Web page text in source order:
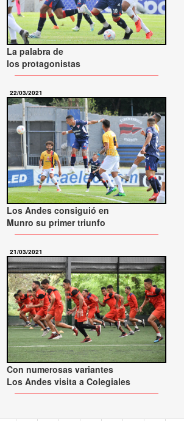
La palabra de
los protagonistas
22/03/2021
Los Andes consiguió en
Munro su primer triunfo
21/03/2021
Con numerosas variantes
Los Andes visita a Colegiales